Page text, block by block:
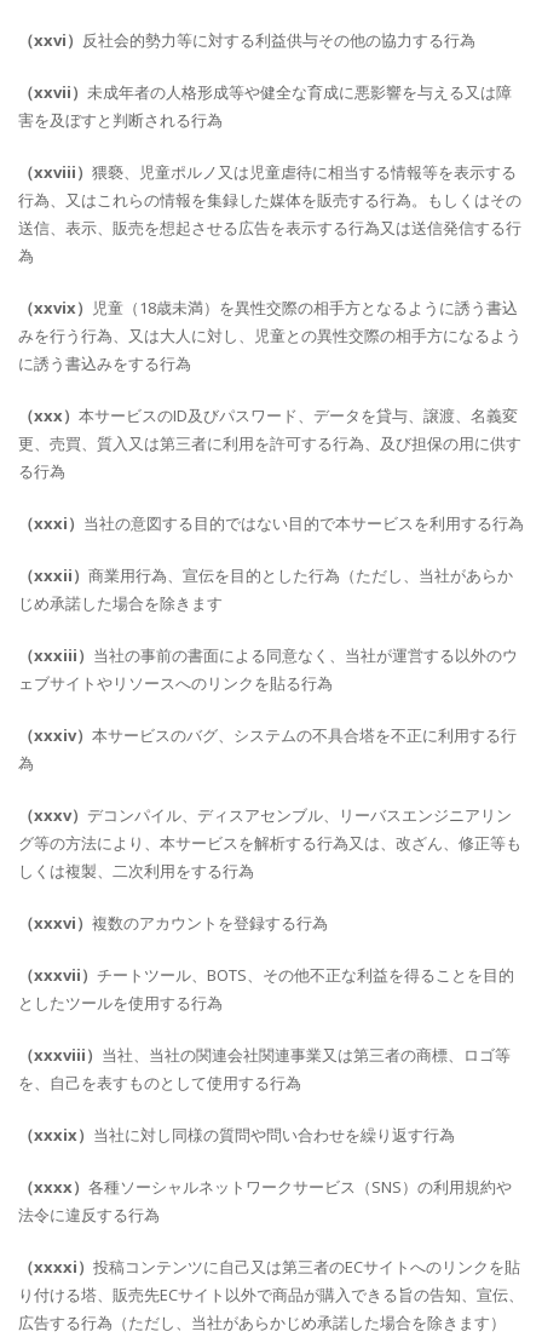
（xxvi） 反社会的勢力等に対する利益供与その他の協力する行為
（xxvii） 未成年者の人格形成等や健全な育成に悪影響を与える又は障
害を及ぼすと判断される行為
（xxviii） 猥褻、児童ポルノ又は児童虐待に相当する情報等を表示する
行為、又はこれらの情報を集録した媒体を販売する行為。もしくはその
送信、表示、販売を想起させる広告を表示する行為又は送信発信する行
為
（xxvix） 児童（18歳未満）を異性交際の相手方となるように誘う書込
みを行う行為、又は大人に対し、児童との異性交際の相手方になるよう
に誘う書込みをする行為
（xxx） 本サービスのID及びパスワード、データを貸与、譲渡、名義変
更、売買、質入又は第三者に利用を許可する行為、及び担保の用に供す
る行為
（xxxi） 当社の意図する目的ではない目的で本サービスを利用する行為
（xxxii） 商業用行為、宣伝を目的とした行為（ただし、当社があらか
じめ承諾した場合を除きます
（xxxiii） 当社の事前の書面による同意なく、当社が運営する以外のウ
ェブサイトやリソースへのリンクを貼る行為
（xxxiv） 本サービスのバグ、システムの不具合塔を不正に利用する行
為
（xxxv） デコンパイル、ディスアセンブル、リーバスエンジニアリン
グ等の方法により、本サービスを解析する行為又は、改ざん、修正等も
しくは複製、二次利用をする行為
（xxxvi） 複数のアカウントを登録する行為
（xxxvii） チートツール、BOTS、その他不正な利益を得ることを目的
としたツールを使用する行為
（xxxviii） 当社、当社の関連会社関連事業又は第三者の商標、ロゴ等
を、自己を表すものとして使用する行為
（xxxix） 当社に対し同様の質問や問い合わせを繰り返す行為
（xxxx） 各種ソーシャルネットワークサービス（SNS）の利用規約や
法令に違反する行為
（xxxxi） 投稿コンテンツに自己又は第三者のECサイトへのリンクを貼
り付ける塔、販売先ECサイト以外で商品が購入できる旨の告知、宣伝、
広告する行為（ただし、当社があらかじめ承諾した場合を除きます）